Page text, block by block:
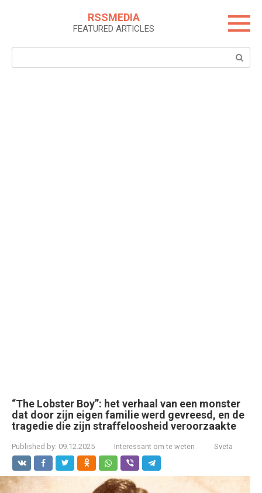
RSSMEDIA
FEATURED ARTICLES
Search:
“The Lobster Boy”: het verhaal van een monster
dat door zijn eigen familie werd gevreesd, en de
tragedie die zijn straffeloosheid veroorzaakte
Published by: 09.12.2025 Interessant om te weten Sveta